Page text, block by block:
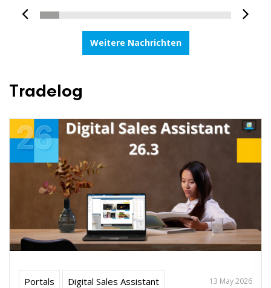
Weitere Nachrichten
Tradelog
Portals Digital Sales Assistant 13 May 2026